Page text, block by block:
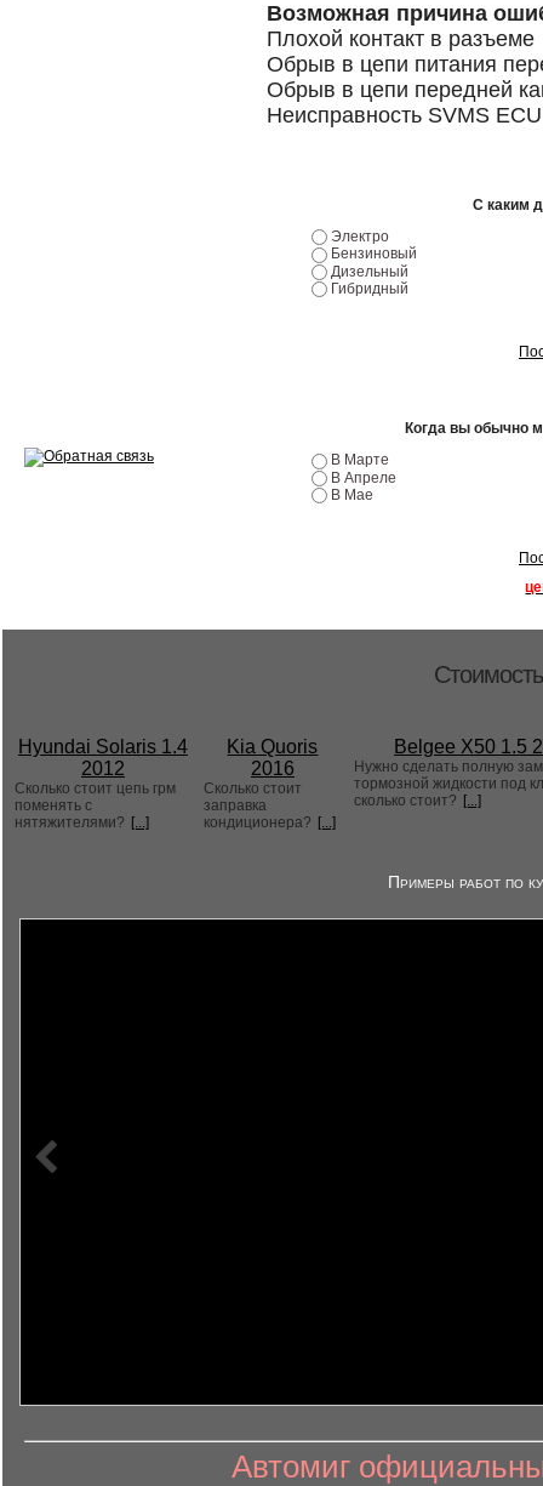
Возможная причина
Плохой контакт в разъеме
Обрыв в цепи питания
Обрыв в цепи передней
Неисправность SVMS ECU
С каким
Электро
Бензиновый
Дизельный
Гибридный
Когда вы обычно
В Марте
В Апреле
В Мае
Hyundai Solaris 1.4
2012
Сколько стоит цепь грм
поменять с
нятяжителями? [...]
Kia Quoris
2016
Сколько стоит
заправка
кондиционера? [...]
Belgee X50 1.5
Нужно сделать полную
тормозной жидкости под
сколько стоит? [...]
Примеры работ по
информационный контент
Автомиг